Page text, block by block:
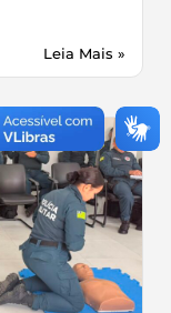
Leia Mais »